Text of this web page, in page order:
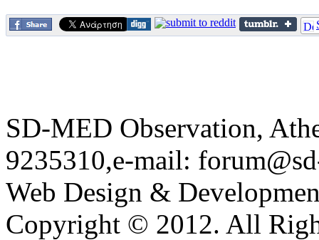
SD-MED Observation,
9235310,e-mail:
Web Design &
Copyright © 2012. All